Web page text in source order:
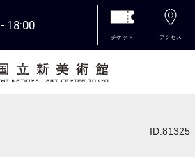
18:00
チケット アクセス
ID:81325